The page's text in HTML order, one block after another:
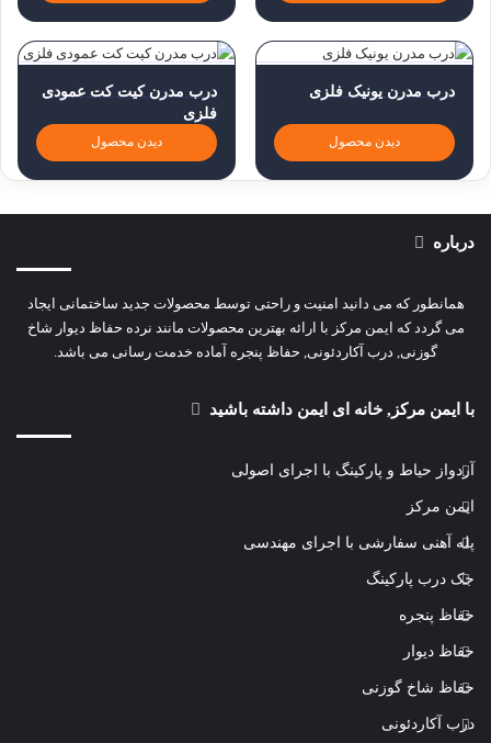
درب مدرن یونیک فلزی
دیدن محصول
درب مدرن کیت کت عمودی
فلزی
دیدن محصول
درباره
همانطور که می دانید امنیت و راحتی توسط محصولات جدید ساختمانی ایجاد
می گردد که ایمن مرکز با ارائه بهترین محصولات مانند نرده حفاظ دیوار شاخ
گوزنی, درب آکاردئونی, حفاظ پنجره آماده خدمت رسانی می باشد.
با ایمن مرکز, خانه ای ایمن داشته باشید
آردواز حیاط و پارکینگ با اجرای اصولی
ایمن مرکز
پله آهنی سفارشی با اجرای مهندسی
جک درب پارکینگ
حفاظ پنجره
حفاظ دیوار
حفاظ شاخ گوزنی
درب آکاردئونی